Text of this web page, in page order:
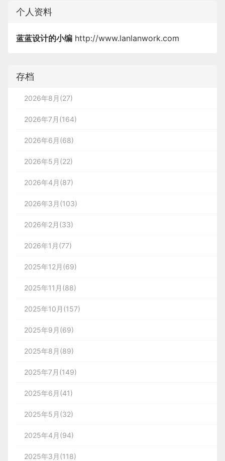
个人资料
蓝蓝设计的小编 http://www.lanlanwork.com
存档
2026年8月(27)
2026年7月(164)
2026年6月(68)
2026年5月(22)
2026年4月(87)
2026年3月(103)
2026年2月(33)
2026年1月(77)
2025年12月(69)
2025年11月(88)
2025年10月(157)
2025年9月(69)
2025年8月(89)
2025年7月(149)
2025年6月(41)
2025年5月(32)
2025年4月(94)
2025年3月(118)